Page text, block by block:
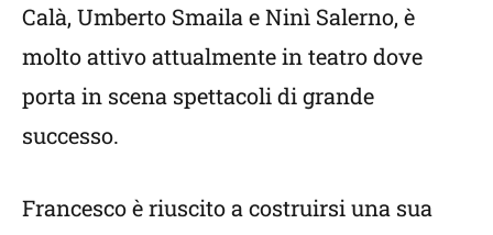
Calà, Umberto Smaila e Ninì Salerno, è
molto attivo attualmente in teatro dove
porta in scena spettacoli di grande
successo.
Francesco è riuscito a costruirsi una sua